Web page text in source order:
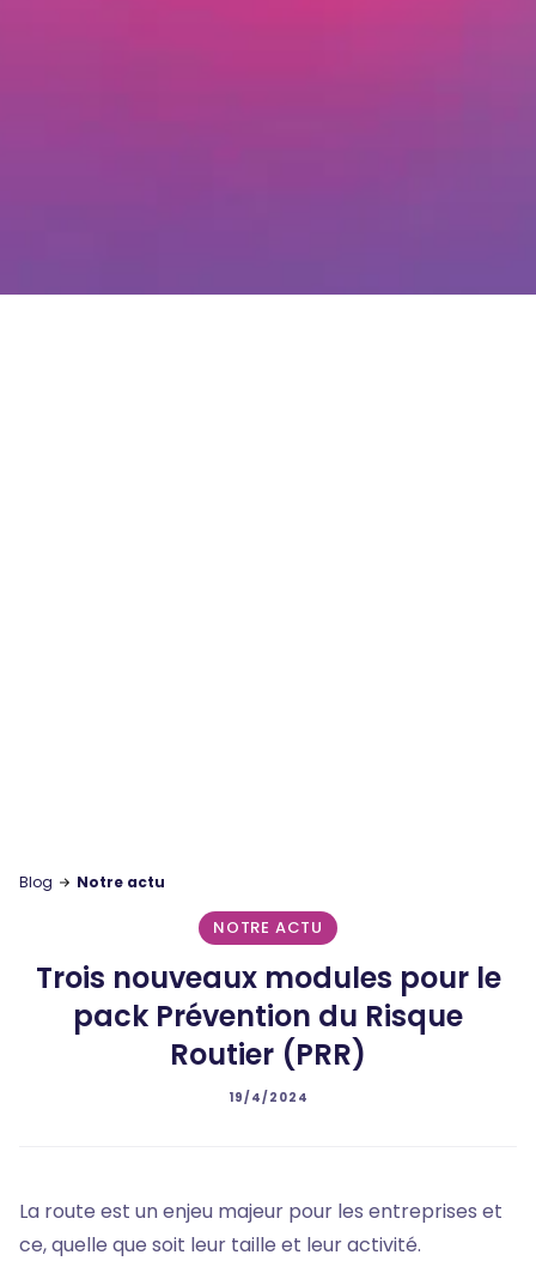
Blog Notre actu
NOTRE ACTU
Trois nouveaux modules pour le
pack Prévention du Risque
Routier (PRR)
19/4/2024
La route est un enjeu majeur pour les entreprises et
ce, quelle que soit leur taille et leur activité.